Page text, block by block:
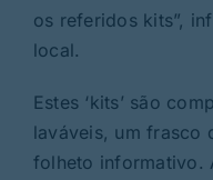
os referidos kits”,
local.
Estes ‘kits’ são
laváveis, um frasco
folheto informativo.